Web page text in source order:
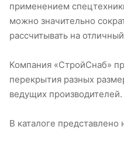
применением
можно значительно
рассчитывать на отличный
Компания «СтройСнаб»
перекрытия разных
ведущих производителей.
В каталоге